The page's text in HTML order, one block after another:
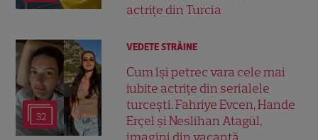
actrițe din Turcia
32
VEDETE STRĂINE
Cum își petrec vara cele mai
iubite actrițe din serialele
turcești. Fahriye Evcen, Hande
Erçel și Neslihan Atagül,